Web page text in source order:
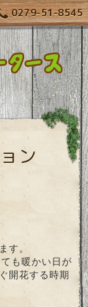
0279-51-8545
ン
す。
も暖かい日が
開花する時期